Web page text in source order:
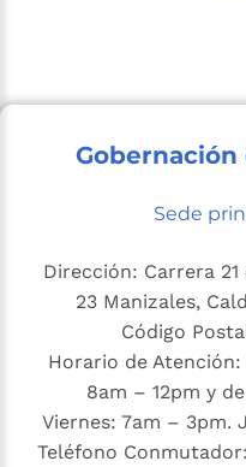
Gobernación
Sede
Dirección: Carrera
23 Manizales,
Código
Horario de Atención:
8am – 12pm y
Viernes: 7am – 3pm.
Teléfono